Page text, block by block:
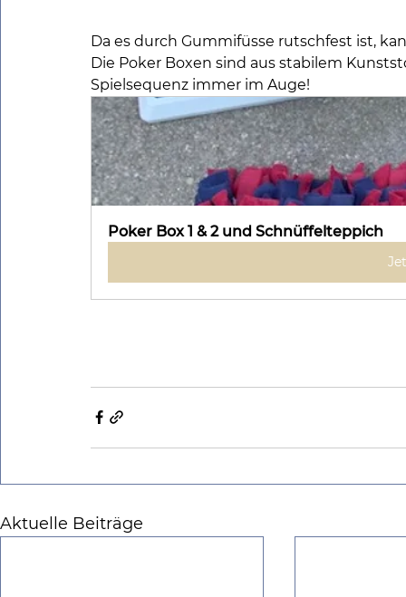
Da es durch Gummifüsse rutschfest ist,
Die Poker Boxen sind aus stabilem
Spielsequenz immer im Auge!
Poker Box 1 & 2 und Schnüffelteppich
Aktuelle Beiträge